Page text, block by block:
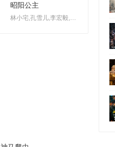
昭阳公主
林小宅,孔雪儿,李宏毅,刘旭威